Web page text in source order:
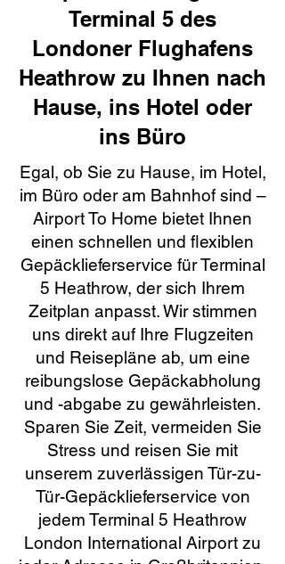
Terminal 5 des
Londoner Flughafens
Heathrow zu Ihnen nach
Hause, ins Hotel oder
ins Büro
Egal, ob Sie zu Hause, im Hotel,
im Büro oder am Bahnhof sind –
Airport To Home bietet Ihnen
einen schnellen und flexiblen
Gepäcklieferservice für Terminal
5 Heathrow, der sich Ihrem
Zeitplan anpasst. Wir stimmen
uns direkt auf Ihre Flugzeiten
und Reisepläne ab, um eine
reibungslose Gepäckabholung
und -abgabe zu gewährleisten.
Sparen Sie Zeit, vermeiden Sie
Stress und reisen Sie mit
unserem zuverlässigen Tür-zu-
Tür-Gepäcklieferservice von
jedem Terminal 5 Heathrow
London International Airport zu